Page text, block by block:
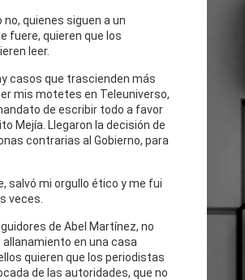
quienes siguen a un
fuere, quieren que los
leer.
casos que trascienden más
mis motetes en Teleuniverso,
de escribir todo a favor
Mejía. Llegaron la decisión de
contrarias al Gobierno, para
salvó mi orgullo ético y me fui
veces.
de Abel Martínez, no
en una casa
quieren que los periodistas
de las autoridades, que no